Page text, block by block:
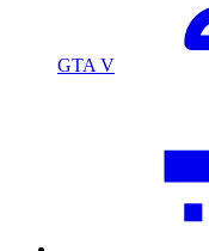
GTA V